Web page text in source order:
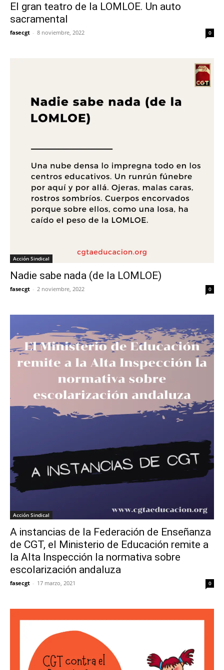
El gran teatro de la LOMLOE. Un auto
sacramental
fasecgt - 8 noviembre, 2022 0
Acción Sindical
Nadie sabe nada (de la LOMLOE)
fasecgt - 2 noviembre, 2022 0
Acción Sindical
A instancias de la Federación de Enseñanza
de CGT, el Ministerio de Educación remite a
la Alta Inspección la normativa sobre
escolarización andaluza
fasecgt - 17 marzo, 2021 0